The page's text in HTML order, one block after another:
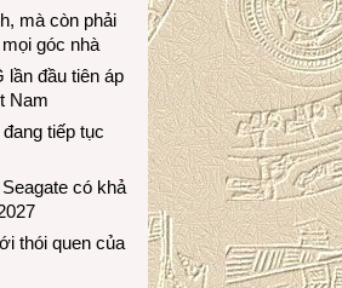
mà còn phải
góc nhà
đầu tiên áp
Nam
tiếp tục
có khả
thói quen của